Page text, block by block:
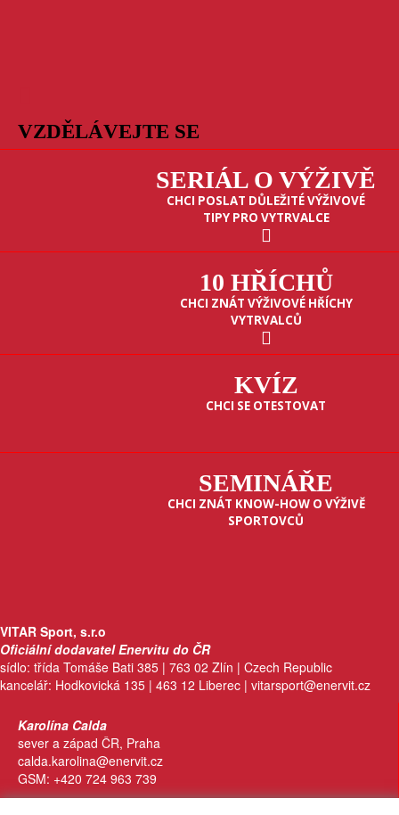
VZDĚLÁVEJTE SE
SERIÁL O VÝŽIVĚ
CHCI POSLAT DŮLEŽITÉ VÝŽIVOVÉ
TIPY PRO VYTRVALCE
10 HŘÍCHŮ
CHCI ZNÁT VÝŽIVOVÉ HŘÍCHY
VYTRVALCŮ
KVÍZ
CHCI SE OTESTOVAT
SEMINÁŘE
CHCI ZNÁT KNOW-HOW O VÝŽIVĚ
SPORTOVCŮ
VITAR Sport, s.r.o
Oficiální dodavatel Enervitu do ČR
sídlo: třída Tomáše Bati 385 | 763 02 Zlín | Czech Republic
kancelář: Hodkovická 135 | 463 12 Liberec | vitarsport@enervit.cz
Karolína Calda
sever a západ ČR, Praha
calda.karolina@enervit.cz
GSM: +420 724 963 739